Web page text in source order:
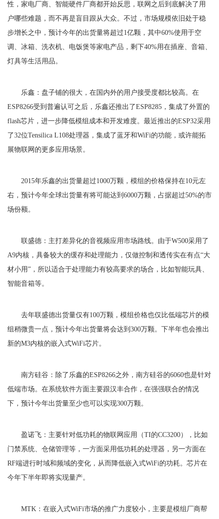
性，家电厂商、智能硬件厂商都开始反思，联网之后到底解决了用
户哪些难题，而不再是盲目跟从大众。不过，市场规模依旧处于稳
步增长之中，预计今年的出货量将超过1亿颗，其中60%使用于空
调、冰箱、洗衣机、电饭煲等家电产品，剩下40%用在插座、音箱、
灯具等生活用品。
乐鑫：盘子铺的很大，在国内外的用户接受度都比较高。在
ESP8266受到普遍认可之后，乐鑫还推出了ESP8285，集成了外置的
flash芯片，进一步降低模组成本和开发难度。最近推出的ESP32采用
了32位Tensilica L108处理器，集成了蓝牙和WiFi的功能，或许能拓
展物联网的更多应用场景。
2015年乐鑫的出货量超过1000万颗，模组的价格保持在10元左
右，预计今年全球出货量有将可能达到6000万颗，占据超过50%的市
场份额。
联盛德：主打差异化的音视频应用市场路线。由于W500采用了
A9内核，具备较大的缓存和处理能力，仅做控制和透传实在有点“大
材小用”，所以适合于处理能力有较高要求的场合，比如智能玩具、
智能音箱等。
去年联盛德出货量仅有100万颗，模组价格也仅比低端芯片的模
组稍微贵一点，预计今年出货量将会达到300万颗。下半年也会推出
新的M3内核的嵌入式WiFi芯片。
南方硅谷：除了乐鑫的ESP8266之外，南方硅谷的6060也是针对
低端市场。在系统软件方面主要跟汉丰合作，在强强联合的情况
下，预计今年出货量至少也可以实现300万颗。
盈诺飞：主要针对低功耗的物联网应用（TI的CC3200），比如
门禁系统、仓储管理等，一方面采用低功耗的处理器，另一方面在
RF端进行时域和频域的变化，从而降低嵌入式WiFi的功耗。芯片在
今年下半年即将实现量产。
MTK：在嵌入式WiFi市场的推广力度较小，主要是模组厂商帮